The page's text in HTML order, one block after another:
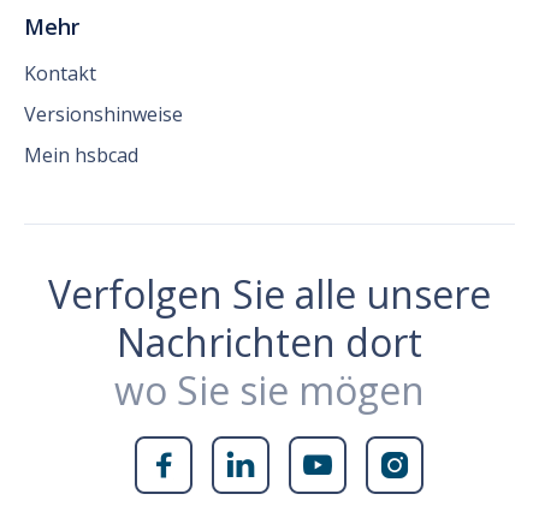
Mehr
Kontakt
Versionshinweise
Mein hsbcad
Verfolgen Sie alle unsere
Nachrichten dort
wo Sie sie mögen
   